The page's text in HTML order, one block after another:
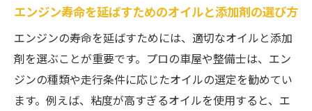
エンジン寿命を延ばすためのオイルと添加剤の選び方
エンジンの寿命を延ばすためには、適切なオイルと添加
剤を選ぶことが重要です。プロの車屋や整備士は、エン
ジンの種類や走行条件に応じたオイルの選定を勧めてい
ます。例えば、粘度が高すぎるオイルを使用すると、エ